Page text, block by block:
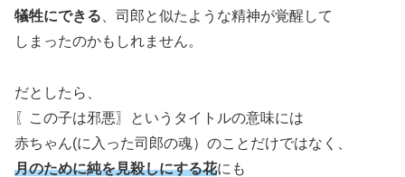
犠牲にできる 、司郎と似たような精神が覚醒して
しまったのかもしれません。
だとしたら、
〖この子は邪悪〗というタイトルの意味には
赤ちゃん(に入った司郎の魂）のことだけではなく、
月のために純を見殺しにする花にも